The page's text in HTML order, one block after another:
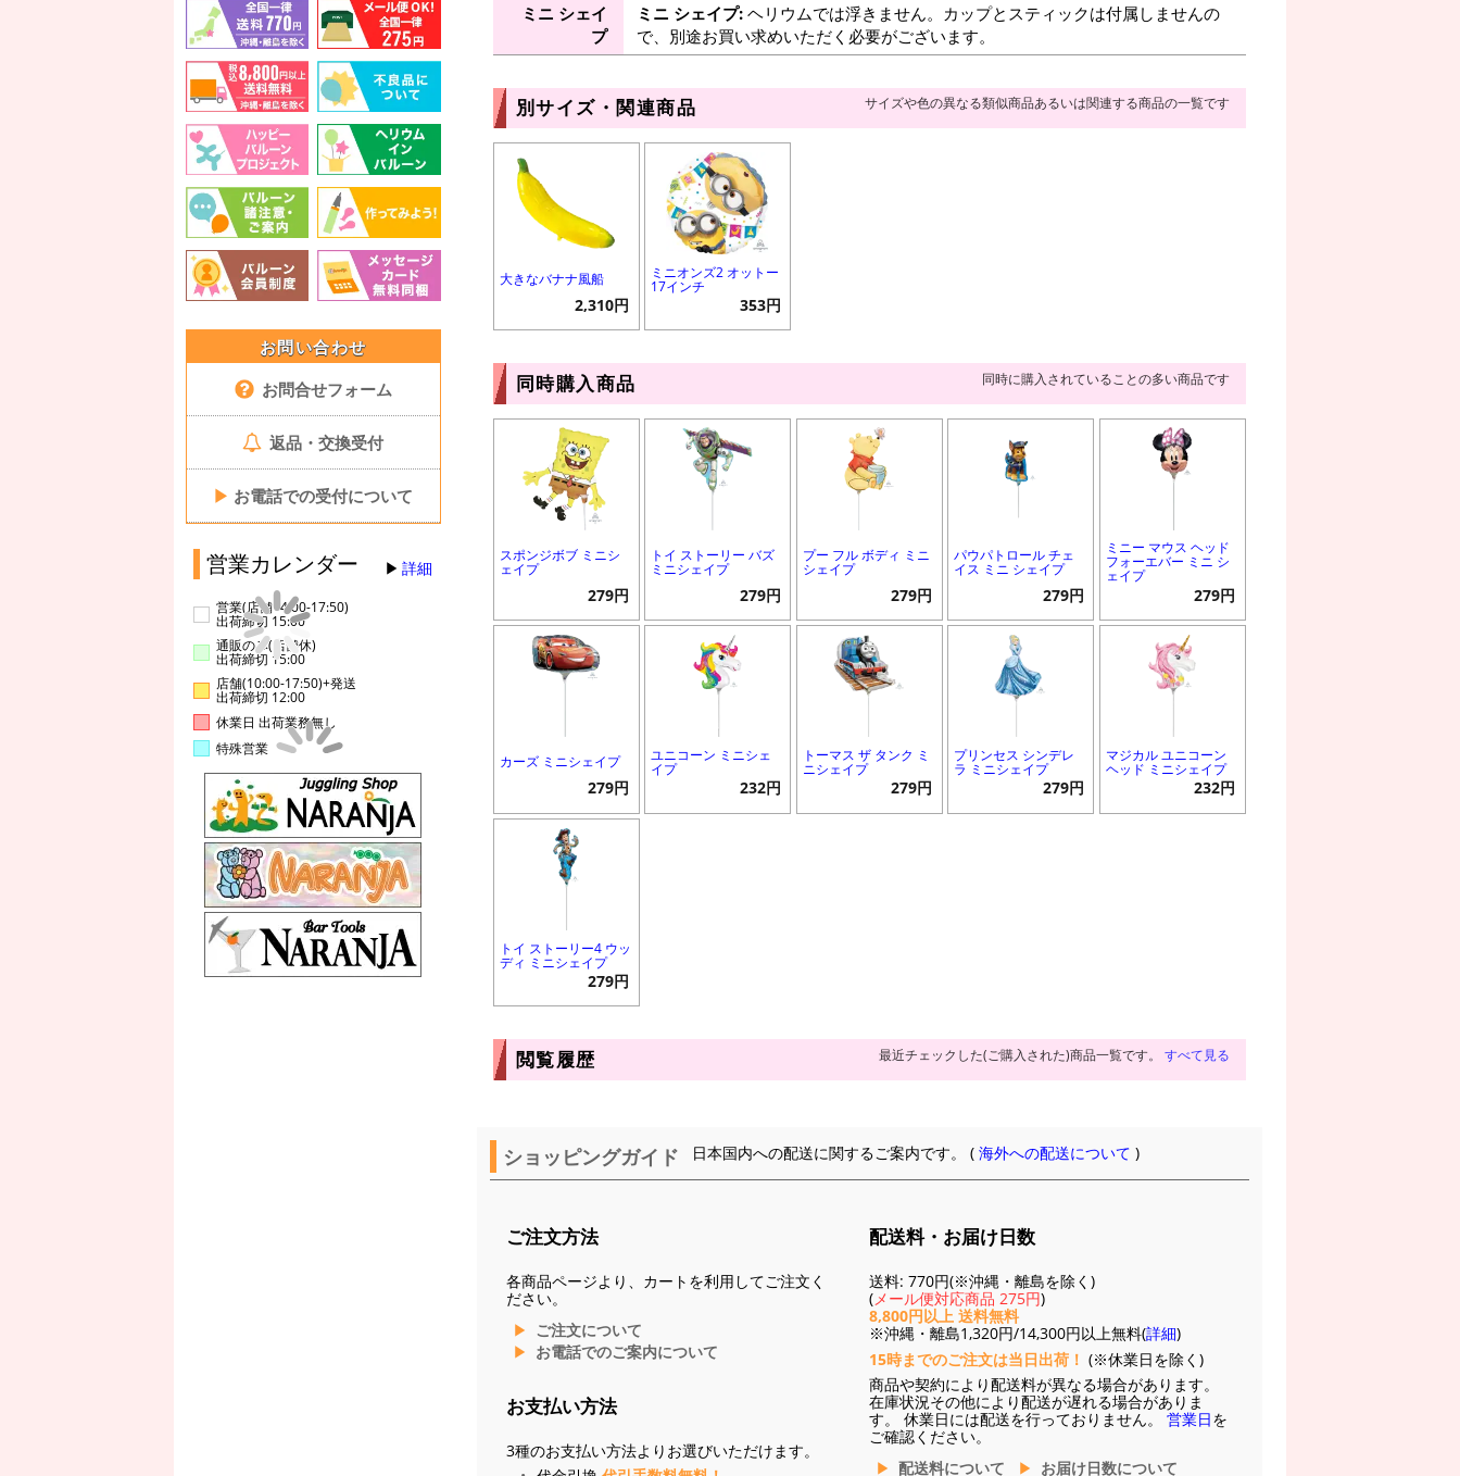
お問い合わせ
お問合せフォーム
返品・交換受付
▶ お電話での受付について
営業カレンダー 詳細
営業(店舗14:00-17:50)
出荷締切 15:00
通販のみ(店舗休)
出荷締切 15:00
店舗(10:00-17:50)+発送
出荷締切 12:00
休業日 出荷業務無し
特殊営業
ミニ シェイ
プ
ミニ シェイプ:ヘリウムでは浮きません。カップとスティックは付属しませんの
で、別途お買い求めいただく必要がございます。
別サイズ・関連商品 サイズや色の異なる類似商品あるいは関連する商品の一覧です
大きなバナナ風船
2,310円
ミニオンズ2 オットー
17インチ
353円
同時購入商品 同時に購入されていることの多い商品です
スポンジボブ ミニシ
ェイプ
279円
トイ ストーリー バズ
ミニシェイプ
279円
プー フル ボディ ミニ
シェイプ
279円
パウパトロール チェ
イス ミニ シェイプ
279円
ミニー マウス ヘッド
フォーエバー ミニ シ
ェイプ
279円
カーズ ミニシェイプ
279円
ユニコーン ミニシェ
イプ
232円
トーマス ザ タンク ミ
ニシェイプ
279円
プリンセス シンデレ
ラ ミニシェイプ
279円
マジカル ユニコーン
ヘッド ミニシェイプ
232円
トイ ストーリー4 ウッ
ディ ミニシェイプ
279円
閲覧履歴 最近チェックした(ご購入された)商品一覧です。 すべて見る
ショッピングガイド 日本国内への配送に関するご案内です。 (海外への配送について )
ご注文方法
各商品ページより、カートを利用してご注文く
ださい。
ご注文について
お電話でのご案内について
お支払い方法
3種のお支払い方法よりお選びいただけます。
配送料・お届け日数
送料: 770円(※沖縄・離島を除く)
(メール便対応商品 275円)
8,800円以上 送料無料
※沖縄・離島1,320円/14,300円以上無料(詳細)
15時までのご注文は当日出荷！ (※休業日を除く)
商品や契約により配送料が異なる場合があります。
在庫状況その他により配送が遅れる場合がありま
す。 休業日には配送を行っておりません。 営業日を
ご確認ください。
配送料について
お届け日数について